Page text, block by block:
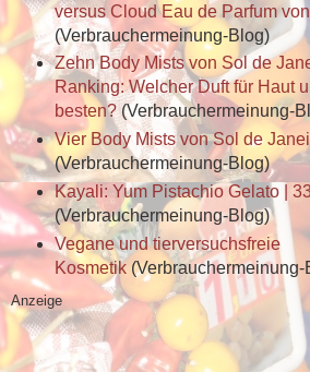
versus Cloud Eau de Parfum
(Verbrauchermeinung-Blog)
Zehn Body Mists von Sol de
Ranking: Welcher Duft für Haut
besten?(Verbrauchermeinung-
Vier Body Mists von Sol de
(Verbrauchermeinung-Blog)
Kayali: Yum Pistachio Gelato |
(Verbrauchermeinung-Blog)
Vegane und tierversuchsfreie
Kosmetik(Verbrauchermeinung-
Anzeige